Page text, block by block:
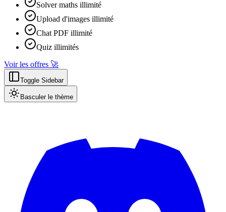
Solver maths illimité
Upload d'images illimité
Chat PDF illimité
Quiz illimités
Voir les offres 🚀
Toggle Sidebar
Basculer le thème